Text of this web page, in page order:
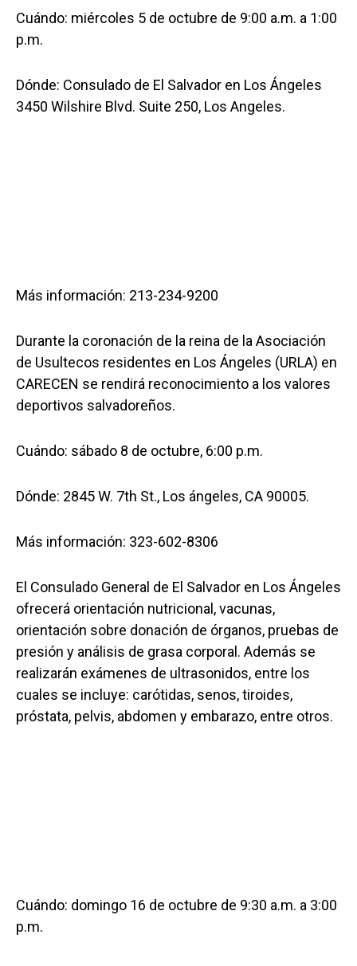
Cuándo: miércoles 5 de octubre de 9:00 a.m. a 1:00
p.m.
Dónde: Consulado de El Salvador en Los Ángeles
3450 Wilshire Blvd. Suite 250, Los Angeles.
Más información: 213-234-9200
Durante la coronación de la reina de la Asociación
de Usultecos residentes en Los Ángeles (URLA) en
CARECEN se rendirá reconocimiento a los valores
deportivos salvadoreños.
Cuándo: sábado 8 de octubre, 6:00 p.m.
Dónde: 2845 W. 7th St., Los ángeles, CA 90005.
Más información: 323-602-8306
El Consulado General de El Salvador en Los Ángeles
ofrecerá orientación nutricional, vacunas,
orientación sobre donación de órganos, pruebas de
presión y análisis de grasa corporal. Además se
realizarán exámenes de ultrasonidos, entre los
cuales se incluye: carótidas, senos, tiroides,
próstata, pelvis, abdomen y embarazo, entre otros.
Cuándo: domingo 16 de octubre de 9:30 a.m. a 3:00
p.m.